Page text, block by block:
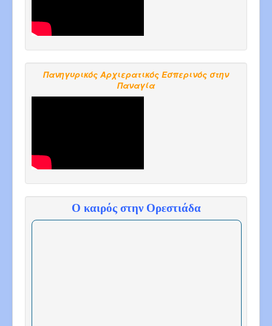
Πανηγυρικός Αρχιερατικός Εσπερινός στην
Παναγία
Ο καιρός στην Ορεστιάδα